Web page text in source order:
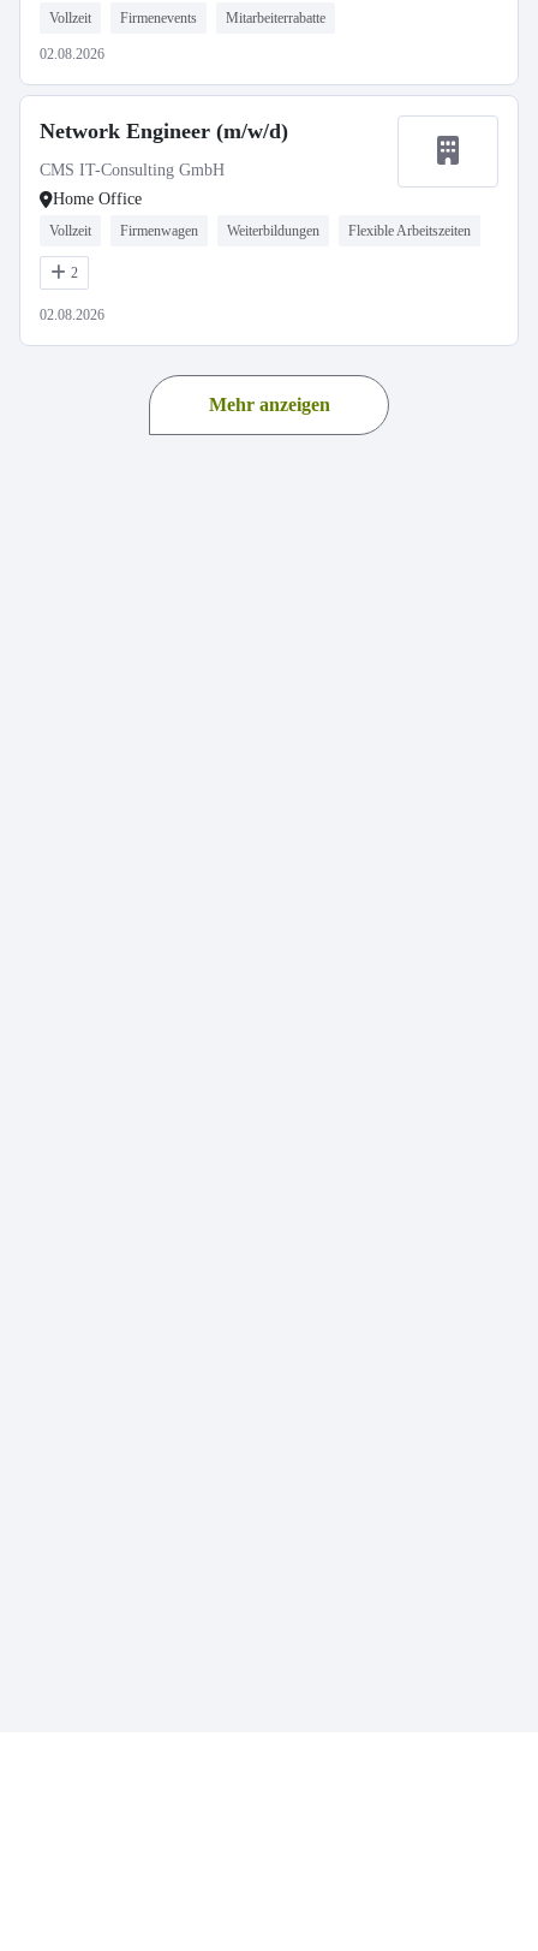
Vollzeit Firmenevents Mitarbeiterrabatte
02.08.2026
Network Engineer (m/w/d)
CMS IT-Consulting GmbH
Home Office
Vollzeit Firmenwagen Weiterbildungen Flexible Arbeitszeiten
2
02.08.2026
Mehr anzeigen